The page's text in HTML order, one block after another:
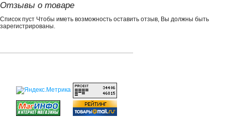
Отзывы о товаре
Список пуст Чтобы иметь возможность оставить отзыв, Вы должны быть
зарегистрированы.